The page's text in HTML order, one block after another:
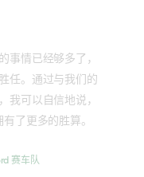
事情已经够多了，
任。通过与我们的
我可以自信地说，
了更多的胜算。
赛车队